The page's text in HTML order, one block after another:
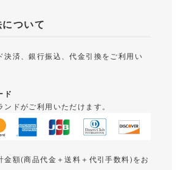
ついて
決済、銀行振込、代金引換をご利用い
ド
ドがご利用いただけます。
金額(商品代金＋送料＋代引手数料)をお